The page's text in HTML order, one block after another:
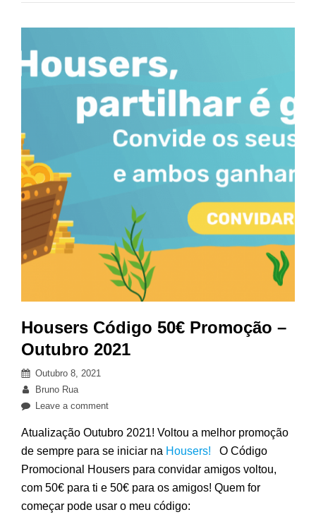
Housers Código 50€ Promoção –
Outubro 2021
Posted
on
Outubro 8, 2021
By
Bruno Rua
Leave a commenton
Código
50€
Promoção
–
Outubro
Atualização Outubro 2021! Voltou a melhor promoção
de sempre para se iniciar na Housers!
O Código
Promocional Housers para convidar amigos voltou,
com 50€ para ti e 50€ para os amigos! Quem for
começar pode usar o meu código: